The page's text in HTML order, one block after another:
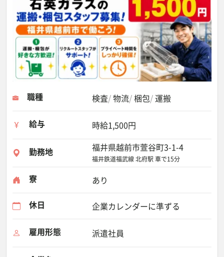
職種 検査 物流 梱包 運搬
給与 時給1,500円
勤務地 福井県越前市萱谷町3-1-4
福井鉄道福武線 北府駅 車で15分
寮 あり
休日 企業カレンダーに準ずる
雇用形態 派遣社員